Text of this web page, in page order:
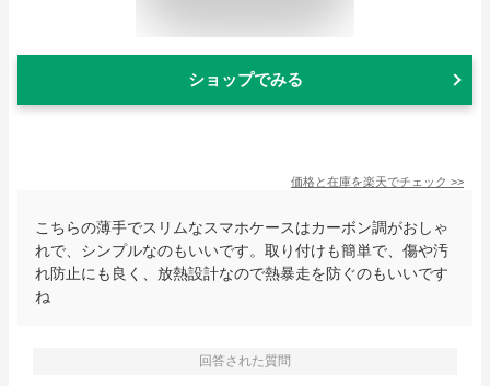
ショップでみる
価格と在庫を楽天でチェック >>
こちらの薄手でスリムなスマホケースはカーボン調がおしゃ
れで、シンプルなのもいいです。取り付けも簡単で、傷や汚
れ防止にも良く、放熱設計なので熱暴走を防ぐのもいいです
ね
回答された質問